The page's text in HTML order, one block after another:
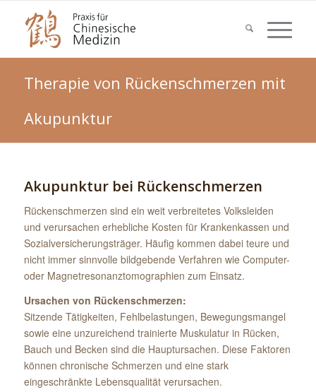
Therapie von Rückenschmerzen mit
Akupunktur
Akupunktur bei Rückenschmerzen
Rückenschmerzen sind ein weit verbreitetes Volksleiden
und verursachen erhebliche Kosten für Krankenkassen und
Sozialversicherungsträger. Häufig kommen dabei teure und
nicht immer sinnvolle bildgebende Verfahren wie Computer-
oder Magnetresonanztomographien zum Einsatz.
Ursachen von Rückenschmerzen:
Sitzende Tätigkeiten, Fehlbelastungen, Bewegungsmangel
sowie eine unzureichend trainierte Muskulatur in Rücken,
Bauch und Becken sind die Hauptursachen. Diese Faktoren
können chronische Schmerzen und eine stark
eingeschränkte Lebensqualität verursachen.